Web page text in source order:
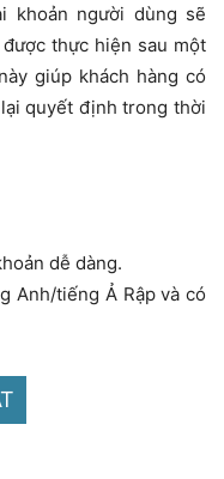
khoản người dùng sẽ
thực hiện sau một
giúp khách hàng có
quyết định trong thời
dễ dàng.
Anh/tiếng Ả Rập và có